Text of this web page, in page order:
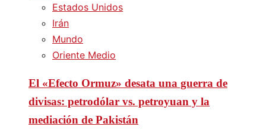
Estados Unidos
Irán
Mundo
Oriente Medio
El «Efecto Ormuz» desata una guerra de
divisas: petrodólar vs. petroyuan y la
mediación de Pakistán